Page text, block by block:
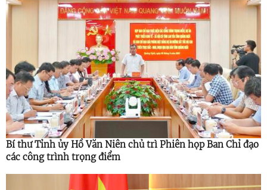
Bí thư Tỉnh ủy Hồ Văn Niên chủ trì Phiên họp Ban Chỉ đạo
các công trình trọng điểm